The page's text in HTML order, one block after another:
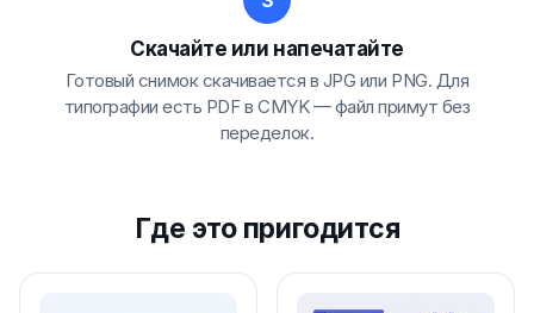
Скачайте или напечатайте
Готовый снимок скачивается в JPG или PNG. Для
типографии есть PDF в CMYK — файл примут без
переделок.
Где это пригодится